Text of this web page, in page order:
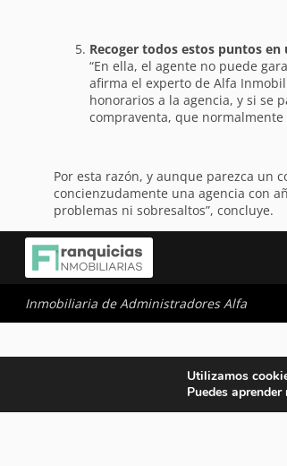
Recoger todos estos puntos
“En ella, el agente no puede
afirma el experto de Alfa
honorarios a la agencia, y si se
compraventa, que
Por esta razón, y aunque parezca un
concienzudamente una agencia con
problemas ni sobresaltos”, concluye.
Inmobiliaria de Administradores Alfa
Utilizamos
Puedes